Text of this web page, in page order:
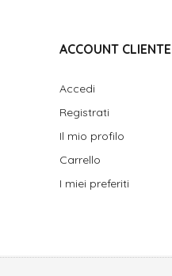
ACCOUNT CLIENTE
Accedi
Registrati
Il mio profilo
Carrello
I miei preferiti